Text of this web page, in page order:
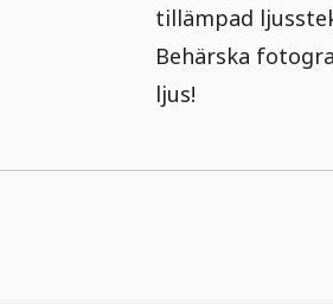
tillämpad
Behärska
ljus!